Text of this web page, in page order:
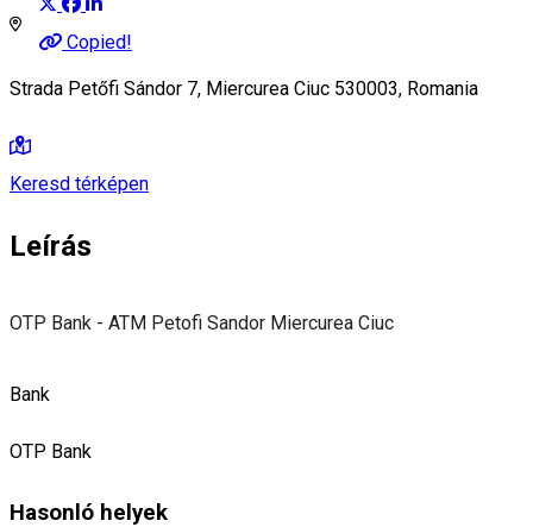
Copied!
Strada Petőfi Sándor 7, Miercurea Ciuc 530003, Romania
Keresd térképen
Leírás
OTP Bank - ATM Petofi Sandor Miercurea Ciuc
Bank
OTP Bank
Hasonló helyek